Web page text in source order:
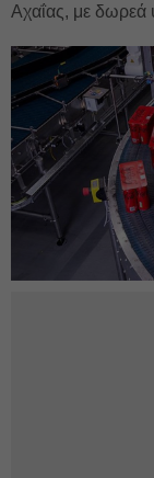
Αχαΐας, με δωρεά